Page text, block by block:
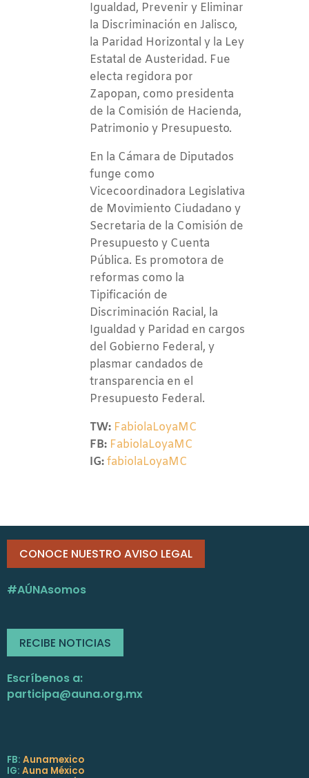
Igualdad, Prevenir y Eliminar
la Discriminación en Jalisco,
la Paridad Horizontal y la Ley
Estatal de Austeridad. Fue
electa regidora por
Zapopan, como presidenta
de la Comisión de Hacienda,
Patrimonio y Presupuesto.
En la Cámara de Diputados
funge como
Vicecoordinadora Legislativa
de Movimiento Ciudadano y
Secretaria de la Comisión de
Presupuesto y Cuenta
Pública. Es promotora de
reformas como la
Tipificación de
Discriminación Racial, la
Igualdad y Paridad en cargos
del Gobierno Federal, y
plasmar candados de
transparencia en el
Presupuesto Federal.
TW: FabiolaLoyaMC
FB: FabiolaLoyaMC
IG:fabiolaLoyaMC
CONOCE NUESTRO AVISO LEGAL
#AÚNAsomos
RECIBE NOTICIAS
Escríbenos a:
participa@auna.org.mx
FB: Aunamexico
IG: Auna México